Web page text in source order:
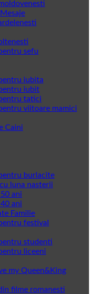
sefu
iubita
iubit
tatici
viitoare mamici
Caini
burlacite
luna nasterii
ani
ani
Familie
festival
studenti
liceeni
my Queen&King
filme romanesti